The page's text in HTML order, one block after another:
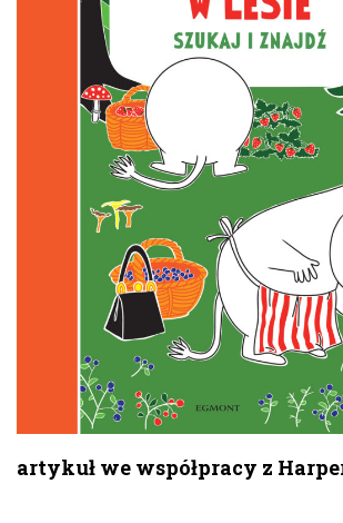
artykuł we współpracy z